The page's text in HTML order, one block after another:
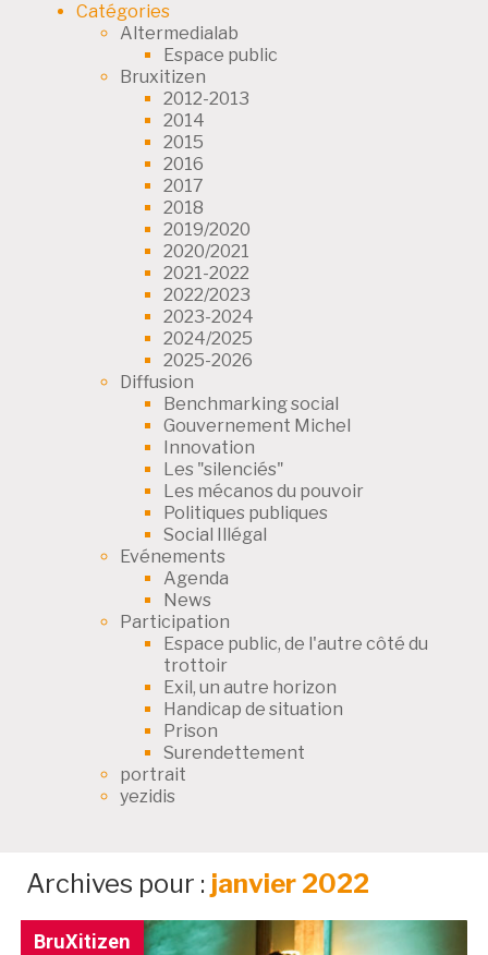
Catégories
Altermedialab
Espace public
Bruxitizen
2012-2013
2014
2015
2016
2017
2018
2019/2020
2020/2021
2021-2022
2022/2023
2023-2024
2024/2025
2025-2026
Diffusion
Benchmarking social
Gouvernement Michel
Innovation
Les "silenciés"
Les mécanos du pouvoir
Politiques publiques
Social Illégal
Evénements
Agenda
News
Participation
Espace public, de l'autre côté du
trottoir
Exil, un autre horizon
Handicap de situation
Prison
Surendettement
portrait
yezidis
Archives pour : janvier 2022
BruXitizen